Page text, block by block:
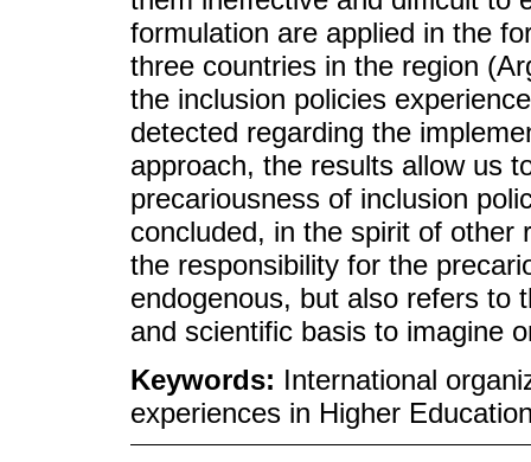
formulation are applied in the
three countries in the region
the inclusion policies
detected regarding the
approach, the results allow us
precariousness of inclusion
concluded, in the spirit of other
the responsibility for the
endogenous, but also refers to
and scientific basis to imagine
Keywords: International
experiences in Higher